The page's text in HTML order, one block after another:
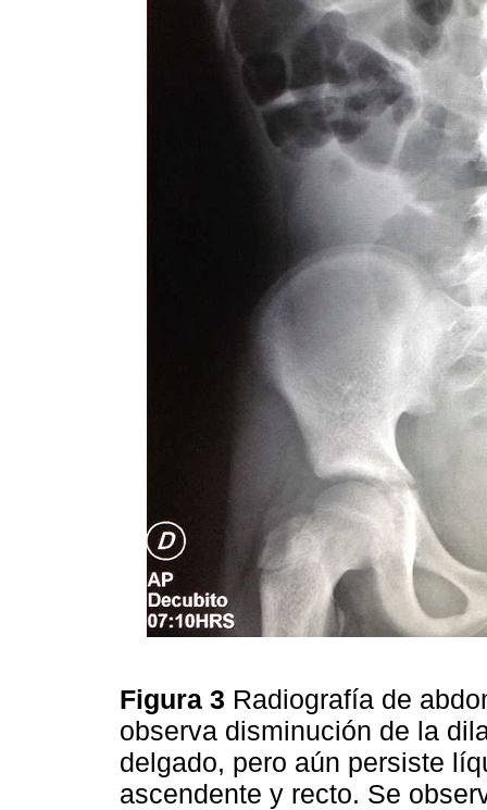
Figura 3 Radiografía de
observa disminución de la
delgado, pero aún persiste
ascendente y recto. Se